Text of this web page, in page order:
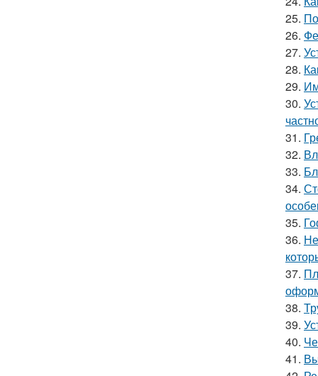
25.
26.
27.
28.
29.
30.
31.
32.
33.
34.
35.
36.
37.
38.
39.
40.
41.